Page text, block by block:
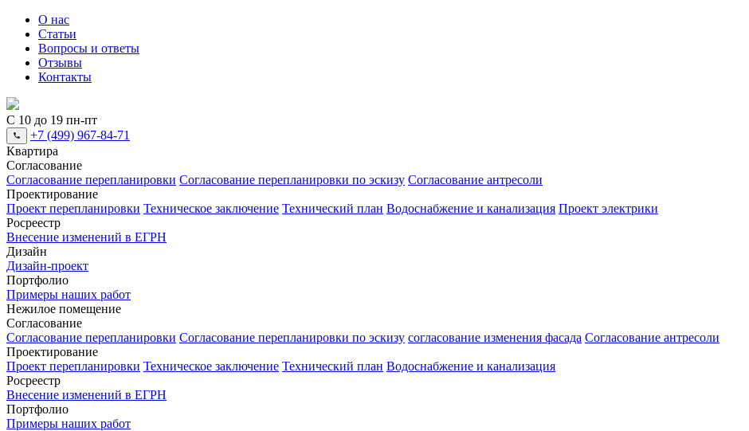
О нас
Статьи
Вопросы и ответы
Отзывы
Контакты
С 10 до 19 пн-пт
+7 (499) 967-84-71
Квартира
Согласование
Согласование перепланировки Согласование перепланировки по эскизу Согласование антресоли
Проектирование
Проект перепланировки Техническое заключение Технический план Водоснабжение и канализация Проект электрики
Росреестр
Внесение изменений в ЕГРН
Дизайн
Дизайн-проект
Портфолио
Примеры наших работ
Нежилое помещение
Согласование
Согласование перепланировки Согласование перепланировки по эскизу согласование изменения фасада Согласование антресоли
Проектирование
Проект перепланировки Техническое заключение Технический план Водоснабжение и канализация
Росреестр
Внесение изменений в ЕГРН
Портфолио
Примеры наших работ